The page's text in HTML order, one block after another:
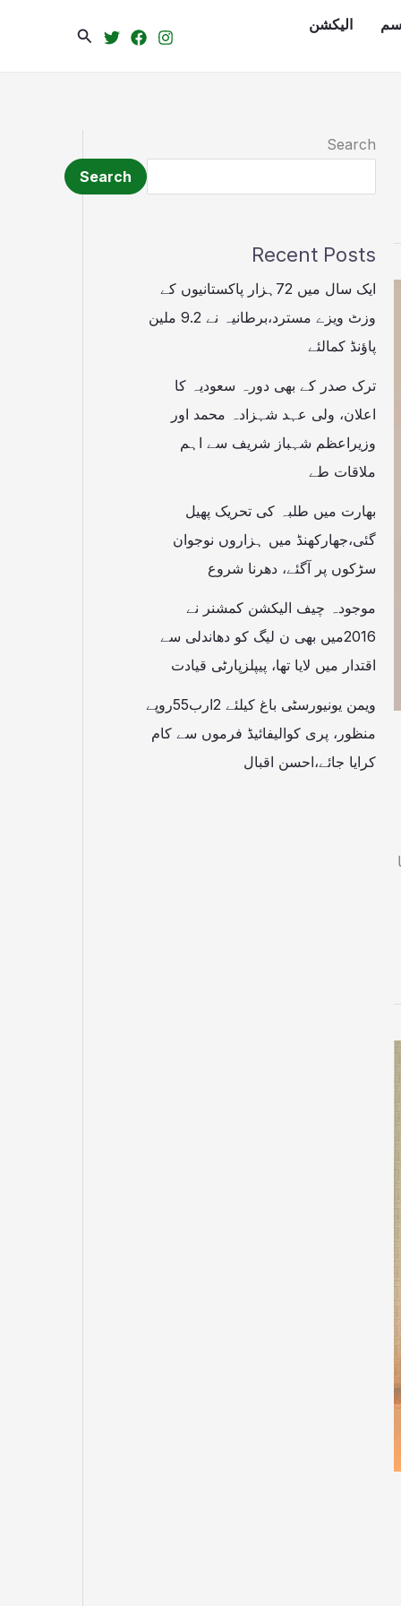
الیکشن Search
Search
Search
Recent Posts
ایک سال میں 72ہزار پاکستانیوں کے
وزٹ ویزے مسترد،برطانیہ نے 9.2 ملین
پاؤنڈ کمالئے
ترک صدر کے بھی دورہ سعودیہ کا
اعلان، ولی عہد شہزادہ محمد اور
وزیراعظم شہباز شریف سے اہم
ملاقات طے
بھارت میں طلبہ کی تحریک پھیل
گئی،جھارکھنڈ میں ہزاروں نوجوان
سڑکوں پر آگئے، دھرنا شروع
موجودہ چیف الیکشن کمشنر نے
2016میں بھی ن لیگ کو دھاندلی سے
اقتدار میں لایا تھا، پیپلزپارٹی قیادت
ویمن یونیورسٹی باغ کیلئے 2ارب55روپے
منظور، پری کوالیفائیڈ فرموں سے کام
کرایا جائے،احسن اقبال